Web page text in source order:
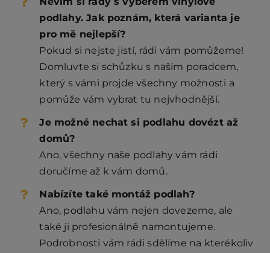
podlahy. Jak poznám, která varianta je
pro mě nejlepší?
Pokud si nejste jistí, rádi vám pomůžeme!
Domluvte si schůzku s naším poradcem,
který s vámi projde všechny možnosti a
pomůže vám vybrat tu nejvhodnější.
Je možné nechat si podlahu dovézt až
domů?
Ano, všechny naše podlahy vám rádi
doručíme až k vám domů.
Nabízíte také montáž podlah?
Ano, podlahu vám nejen dovezeme, ale
také ji profesionálně namontujeme.
Podrobnosti vám rádi sdělíme na kterékoliv